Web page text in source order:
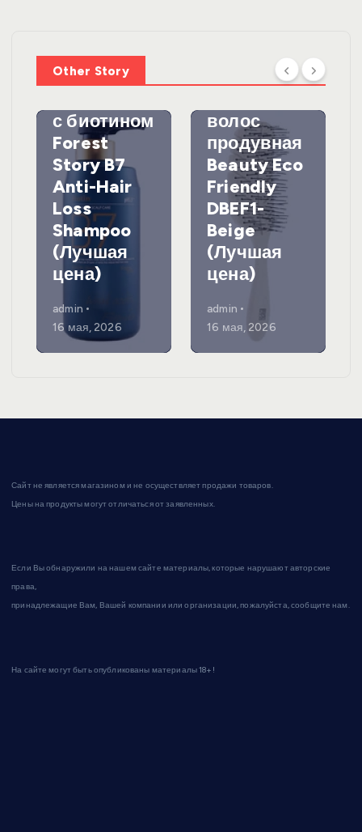
Other Story
волос
против
с биотином
Forest
Story B7
Anti-Hair
Loss
Shampoo
(Лучшая
цена)
admin
16 мая, 2026
DewalЩетк
волос
продувная
Beauty Eco
Friendly
DBEF1-
Beige
(Лучшая
цена)
admin
16 мая, 2026
Сайт не является магазином и не осуществляет продажи товаров.
Цены на продукты могут отличаться от заявленных.
Если Вы обнаружили на нашем сайте материалы, которые нарушают авторские
права,
принадлежащие Вам, Вашей компании или организации, пожалуйста, сообщите нам.
На сайте могут быть опубликованы материалы 18+!